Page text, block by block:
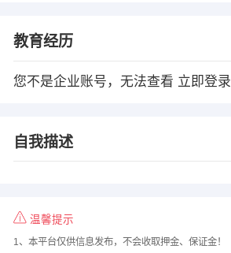
教育经历
您不是企业账号，无法查看 立即登录
自我描述
温馨提示
1、本平台仅供信息发布，不会收取押金、保证金！